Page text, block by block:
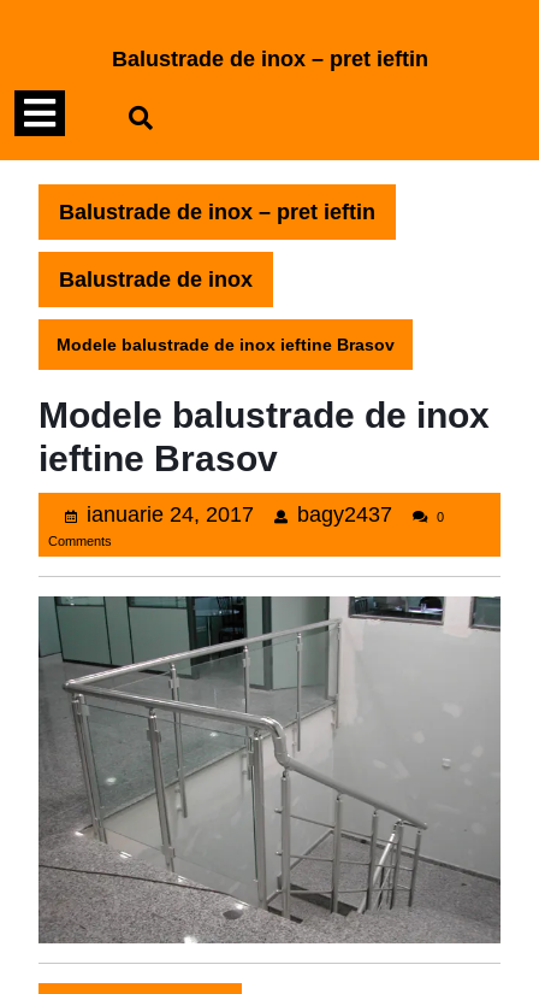
Balustrade de inox – pret ieftin
Open
Menu
Balustrade de inox – pret ieftin
Balustrade de inox
Modele balustrade de inox ieftine Brasov
Modele balustrade de inox
ieftine Brasov
ianuarie 24, 2017ianuarie
2017
bagy2437bagy2437
0
Comments